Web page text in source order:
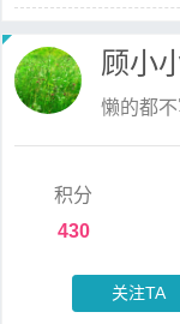
顾小
懒的都
积分
430
关注TA